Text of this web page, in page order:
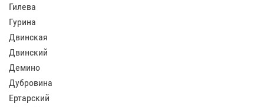
Гилева
Гурина
Двинская
Двинский
Демино
Дубровина
Ертарский